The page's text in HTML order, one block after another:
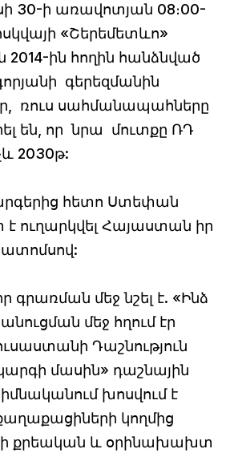
30-ի առավոտյան 08։00-
«Շերեմետևո»
ին հողին հանձնված
գերեզմանին
ռուս սահմանապահները
են, որ նրա մուտքը ՌԴ
2030թ:
հետո Ստեփան
է ուղարկվել Հայաստան իր
մեջ նշել է. «Ինձ
մեջ հղում էր
Դաշնություն
մասին» դաշնային
խոսվում է
կողմից
քրեական և օրինախախտ